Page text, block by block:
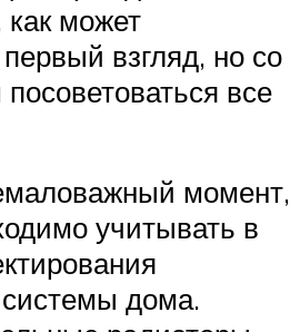
как может
взгляд, но со
все
момент,
учитывать в
дома.